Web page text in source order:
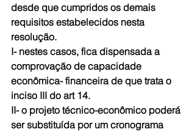
desde que cumpridos os demais
requisitos estabelecidos nesta
resolução.
I- nestes casos, fica dispensada a
comprovação de capacidade
econômica- financeira de que trata o
inciso III do art 14.
II- o projeto técnico-econômico poderá
ser substituída por um cronograma